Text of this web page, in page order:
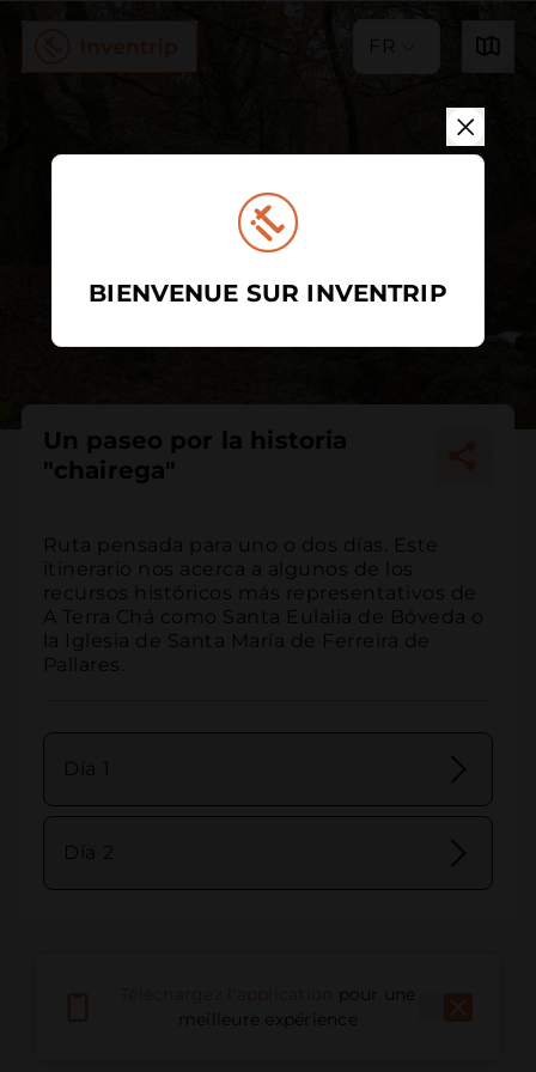
FR
Un paseo por la historia
"chairega"
Ruta pensada para uno o dos días. Este
itinerario nos acerca a algunos de los
recursos históricos más representativos de
A Terra Chá como Santa Eulalia de Bóveda o
la Iglesia de Santa María de Ferreira de
Pallares.
pour une
meilleure expérience
BIENVENUE SUR INVENTRIP